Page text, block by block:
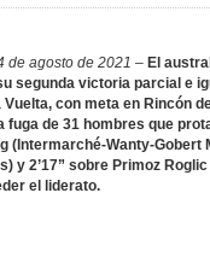
de agosto de 2021 – El
segunda victoria parcial e
con meta en Rincón
de 31 hombres que
(Intermarché-Wanty-Gobert
y 2’17” sobre Primoz
el liderato.